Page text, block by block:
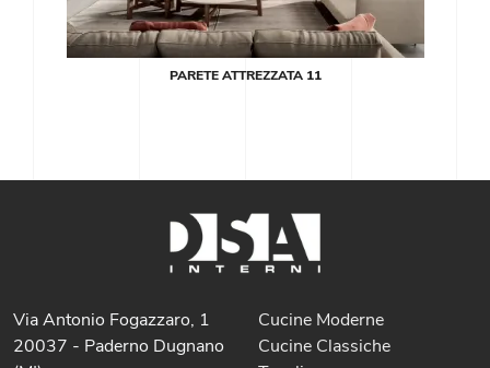
PARETE ATTREZZATA 11
Via Antonio Fogazzaro, 1
20037 - Paderno Dugnano
Cucine Moderne
Cucine Classiche